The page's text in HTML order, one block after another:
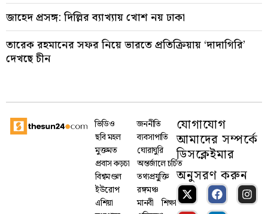
জাহেদ প্রসঙ্গ: দিল্লির ব্যাখ্যায় খোশ নয় ঢাকা
তারেক রহমানের সফর নিয়ে ভারতে প্রতিক্রিয়ায় ‘দাদাগিরি’
দেখছে চীন
ভিডিও
ছবি মহল
মুক্তমত
প্রবাস কড়চা
বিশ্বমণ্ডল
ইউরোপ
এশিয়া
জননীতি
ব্যবসাপাতি
ঘোরাঘুরি
অন্তর্জালে চর্চিত
তথ্যপ্রযু্ক্তি
রঙ্গমঞ্চ
মানবী
শিক্ষা
যোগাযোগ
আমাদের সম্পর্কে
ডিসক্লেইমার
অনুসরণ করুন